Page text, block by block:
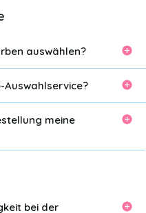
auswählen?
meine
bei der